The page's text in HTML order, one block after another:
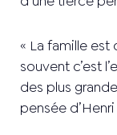
« La famille
souvent c’est
des plus
pensée